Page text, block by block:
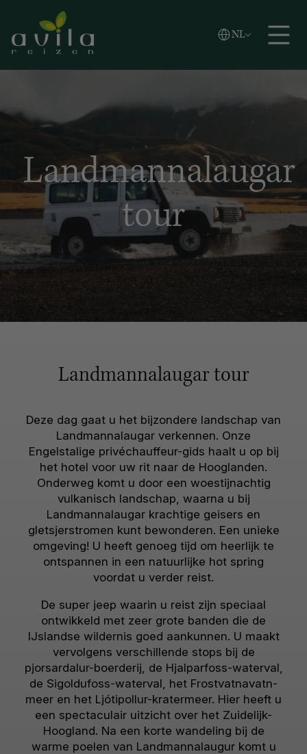
Zoeken
NL
Vlaams
English
Landmannalaugar
tour
Landmannalaugar tour
Deze dag gaat u het bijzondere landschap van
Landmannalaugar verkennen. Onze
Engelstalige privéchauffeur-gids haalt u op bij
het hotel voor uw rit naar de Hooglanden.
Onderweg komt u door een woestijnachtig
vulkanisch landschap, waarna u bij
Landmannalaugar krachtige geisers en
gletsjerstromen kunt bewonderen. Een unieke
omgeving! U heeft genoeg tijd om heerlijk te
ontspannen in een natuurlijke hot spring
voordat u verder reist.
De super jeep waarin u reist zijn speciaal
ontwikkeld met zeer grote banden die de
IJslandse wildernis goed aankunnen. U maakt
vervolgens verschillende stops bij de
pjorsardalur-boerderij, de Hjalparfoss-waterval,
de Sigoldufoss-waterval, het Frostvatnavatn-
meer en het Ljótipollur-kratermeer. Hier heeft u
een spectaculair uitzicht over het Zuidelijk-
Hoogland. Na een korte wandeling bij de
warme poelen van Landmannalaugur komt u